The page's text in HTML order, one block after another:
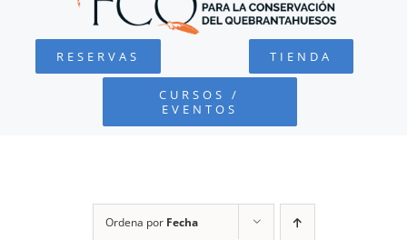
QUEBRANTAHUESOS
FUNDACIÓN
RESERVAS TIENDA
CURSOS /
EVENTOS
Ordena por Fecha